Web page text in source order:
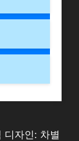
디자인: 차별